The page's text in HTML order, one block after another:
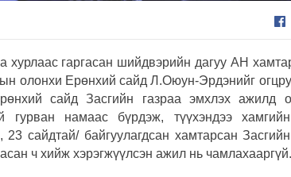
гаргасан шийдвэрийн дагуу АН
олонхи Ерөнхий сайд Л.Оюун-Эрдэнийг
сайд Засгийн газраа эмхлэх ажилд
гурван намаас бүрдэж, түүхэндээ
23 сайдтай/ байгуулагдсан хамтарсан
ч хийж хэрэгжүүлсэн ажил нь чамлахааргүй.